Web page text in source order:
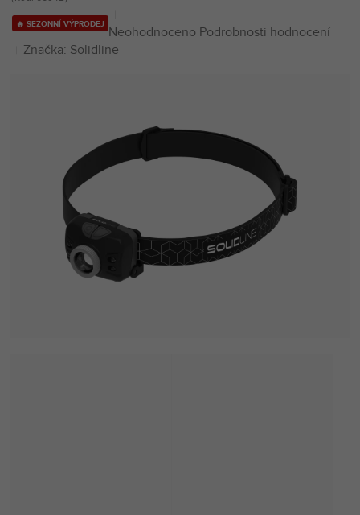
🔥 SEZONNÍ VÝPRODEJ Průměrné
hodnocení
5
hvězdiček.
Neohodnoceno Podrobnosti hodnocení
Značka: Solidline